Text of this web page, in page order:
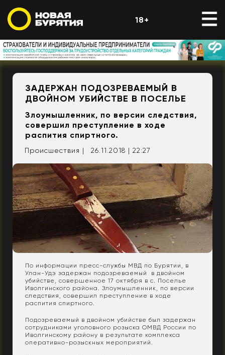
18+
ЗАДЕРЖАН ПОДОЗРЕВАЕМЫЙ В
ДВОЙНОМ УБИЙСТВЕ В ПОСЕЛЬЕ
Злоумышленник, по версии следствия,
совершил преступление в ходе
распития спиртного.
Происшествия | 26.11.2018 | 22:27
По информации пресс-службы МВД по Бурятии, в
Улан-Удэ задержан подозреваемый в двойном
убийстве, совершенное 17 октября в с. Поселье
Иволгинского района. Злоумышленник, по версии
следствия, совершил преступление в ходе
распития спиртного.
Подозреваемый в двойном убийстве был задержан
сотрудниками уголовного розыска ОМВД России по
Иволгинскому району в результате комплекса
оперативно-розыскных мероприятий.